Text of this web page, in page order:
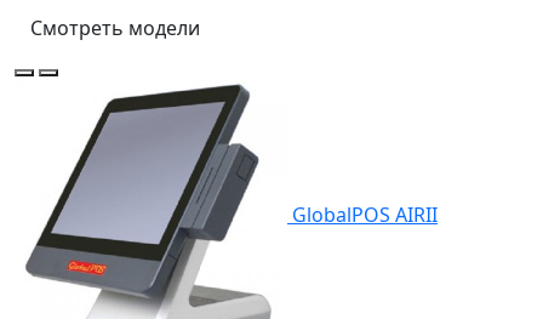
Смотреть модели
GlobalPOS AIRII